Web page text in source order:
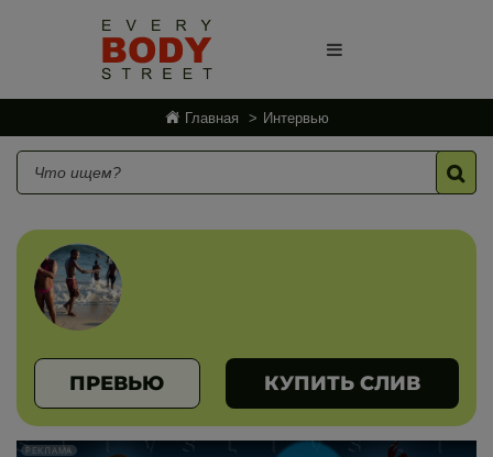
Главная Интервью
ПРЕВЬЮ КУПИТЬ СЛИВ
РЕКЛАМА